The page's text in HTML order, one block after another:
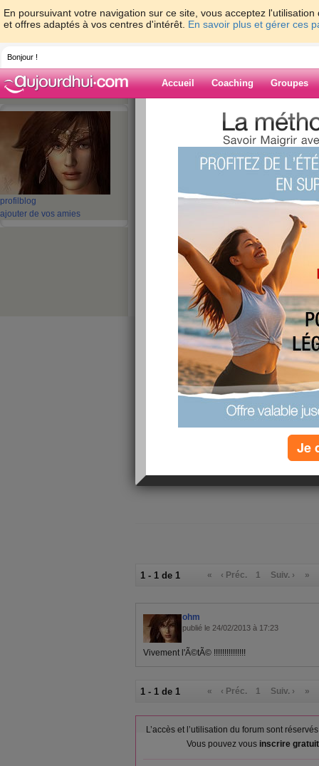
En poursuivant votre navigation sur ce site, vous acceptez
et offres adaptés à vos centres d'intérêt. En savoir plus et gérer ces
Bonjour !
Accueil Coaching Groupes
profil blog
ajouter de vos amies
>
> Je viens
aujourdhui.com, et vous ?
Blog de ohm
Je viens juste de
minutes sur
vous ?
publié le 24/02/2013 à 17:23
Je viens
relaxer 2
vous ?
1 - 1 de 1 « ‹ Préc. 1 Suiv. › »
ohm
publié le 24/02/2013 à 17:23
Vivement l'Ã©tÃ© !!!!!!!!!!!!!!!
1 - 1 de 1 « ‹ Préc. 1 Suiv. › »
L’accès et l’utilisation du forum sont
Vous pouvez vous inscrire
Je